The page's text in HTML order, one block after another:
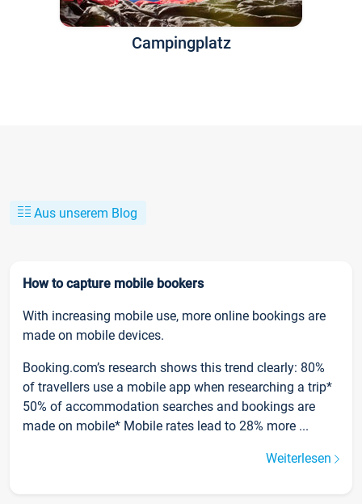
Campingplatz
Aus unserem Blog
How to capture mobile bookers
With increasing mobile use, more online bookings are
made on mobile devices.
Booking.com’s research shows this trend clearly: 80%
of travellers use a mobile app when researching a trip*
50% of accommodation searches and bookings are
made on mobile* Mobile rates lead to 28% more ...
Weiterlesen